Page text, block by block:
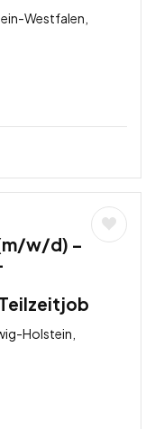
Westfalen,
w/d) –
Holstein,